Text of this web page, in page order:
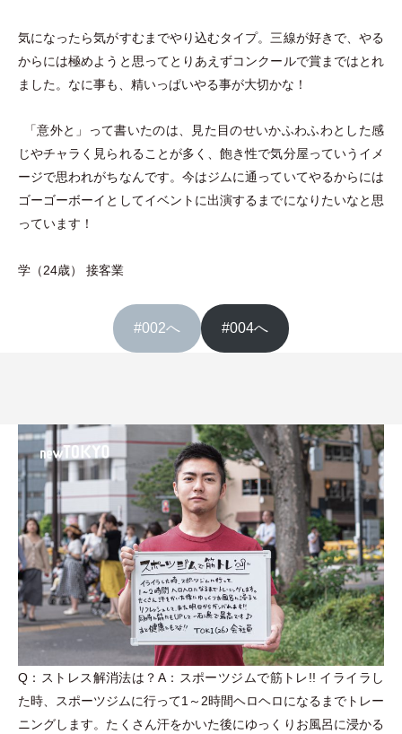
気になったら気がすむまでやり込むタイプ。三線が好きで、やる
からには極めようと思ってとりあえずコンクールで賞まではとれ
ました。なに事も、精いっぱいやる事が大切かな！
「意外と 」
って書いたのは、見た目のせいかふわふわとした感
じやチャラく見られることが多く、飽き性で気分屋っていうイメ
ージで思われがちなんです。今はジムに通っていてやるからには
ゴーゴーボーイとしてイベントに出演するまでになりたいなと思
っています！
学 （24歳） 接客業
#002へ #004へ
Q：ストレス解消法は？A：スポーツジムで筋トレ!! イライラし
た時、スポーツジムに行って1～2時間ヘロヘロになるまでトレー
ニングします。たくさん汗をかいた後にゆっくりお風呂に浸かる